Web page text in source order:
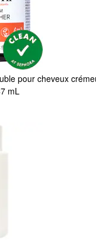
pour cheveux
mL